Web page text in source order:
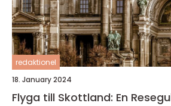
redaktionel
18. January 2024
Flyga till Skottland: En